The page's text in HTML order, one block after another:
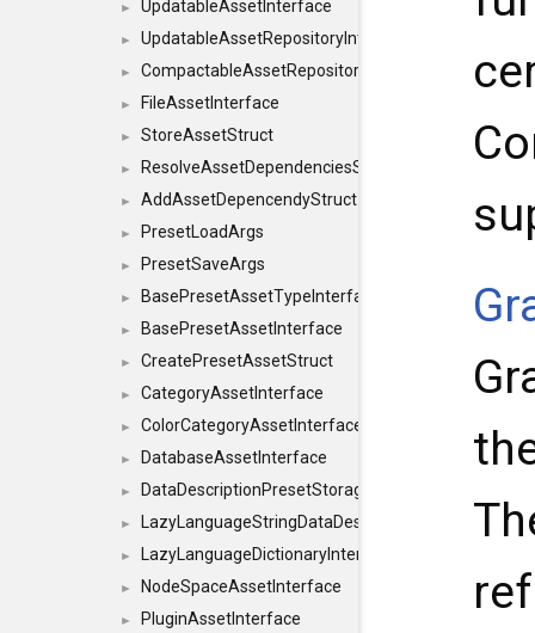
► UpdatableAssetInterface
► UpdatableAssetRepositoryInterface
► CompactableAssetRepositoryInterface
► FileAssetInterface
► StoreAssetStruct
► ResolveAssetDependenciesStruct
► AddAssetDepencendyStruct
► PresetLoadArgs
► PresetSaveArgs
► BasePresetAssetTypeInterface
► BasePresetAssetInterface
► CreatePresetAssetStruct
► CategoryAssetInterface
► ColorCategoryAssetInterface
► DatabaseAssetInterface
► DataDescriptionPresetStorageInterface
►
► LazyLanguageDictionaryInterface
► NodeSpaceAssetInterface
► PluginAssetInterface